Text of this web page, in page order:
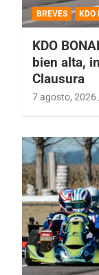
BREVES KDO
KDO
bien alta,
Clausura
7 agosto, 2026